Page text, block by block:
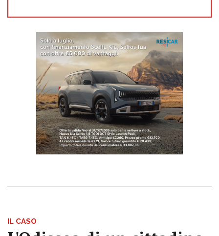
IL CASO